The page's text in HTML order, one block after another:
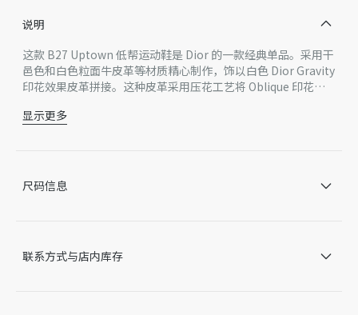
说明
这款 B27 Uptown 低帮运动鞋是 Dior 的一款经典单品。采用干
邑色和白色粒面牛皮革等材质精心制作，饰以白色 Dior Gravity
印花效果皮革拼接。这种皮革采用压花工艺将 Oblique 印花呈
鞋带孔眼巧妙精致，白色橡胶鞋底、鞋舌和鞋跟处均饰以经典细
主体：牛皮革，科技面料
鞋底和鞋跟饰以 Dior 标志
低帮
侧面缝线拼接结构
显示更多
尺码信息
联系方式与店内库存